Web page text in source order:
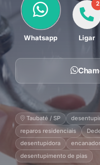
Whatsapp
2
Ligar
Taubaté / SP
reparos residenciais
desentupidora
encanador
desentupimento de pias